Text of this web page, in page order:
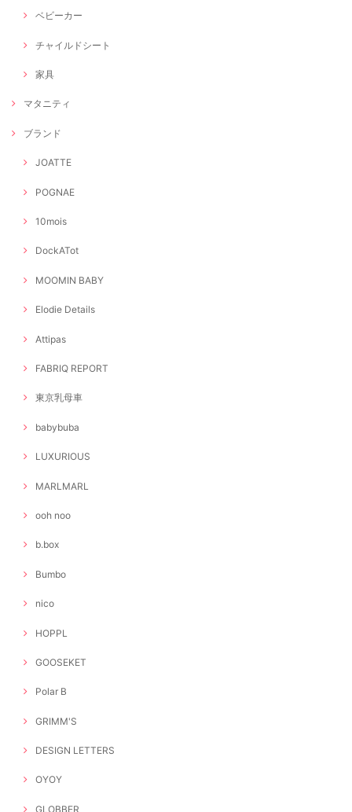
ベビーカー
チャイルドシート
家具
マタニティ
ブランド
JOATTE
POGNAE
10mois
DockATot
MOOMIN BABY
Elodie Details
Attipas
FABRIQ REPORT
東京乳母車
babybuba
LUXURIOUS
MARLMARL
ooh noo
b.box
Bumbo
nico
HOPPL
GOOSEKET
Polar B
GRIMM'S
DESIGN LETTERS
OYOY
GLOBBER